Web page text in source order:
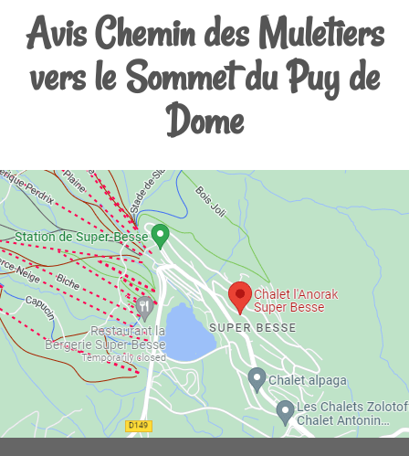
Avis Chemin des Muletiers
vers le Sommet du Puy de
Dome